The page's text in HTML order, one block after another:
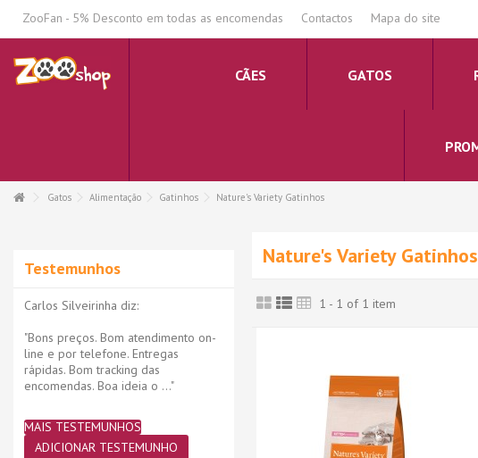
ZooFan - 5% Desconto em todas as encomendas Contactos Mapa do site
CÃES GATOS
Gatos Alimentação Gatinhos Nature's Variety Gatinhos
Nature's Variety Gatinhos
1 - 1 of 1 item
Testemunhos
Carlos Silveirinha diz:
"Bons preços. Bom atendimento on-
line e por telefone. Entregas
rápidas. Bom tracking das
encomendas. Boa ideia o ..."
MAIS TESTEMUNHOS
ADICIONAR TESTEMUNHO